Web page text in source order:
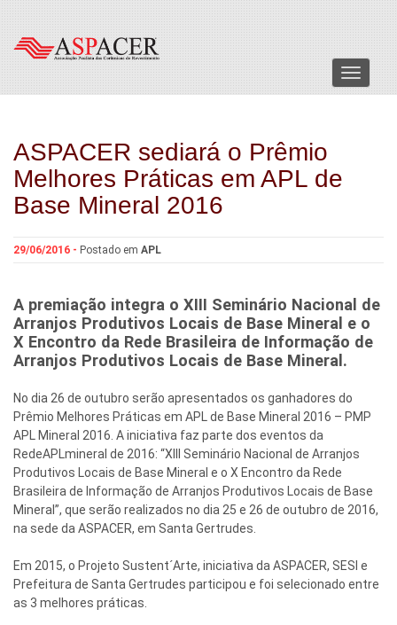
Menu
ASPACER sediará o Prêmio
Melhores Práticas em APL de
Base Mineral 2016
29/06/2016 - Postado em APL
A premiação integra o XIII Seminário Nacional de
Arranjos Produtivos Locais de Base Mineral e o
X Encontro da Rede Brasileira de Informação de
Arranjos Produtivos Locais de Base Mineral.
No dia 26 de outubro serão apresentados os ganhadores do
Prêmio Melhores Práticas em APL de Base Mineral 2016 – PMP
APL Mineral 2016. A iniciativa faz parte dos eventos da
RedeAPLmineral de 2016: “XIII Seminário Nacional de Arranjos
Produtivos Locais de Base Mineral e o X Encontro da Rede
Brasileira de Informação de Arranjos Produtivos Locais de Base
Mineral”, que serão realizados no dia 25 e 26 de outubro de 2016,
na sede da ASPACER, em Santa Gertrudes.
Em 2015, o Projeto Sustent´Arte, iniciativa da ASPACER, SESI e
Prefeitura de Santa Gertrudes participou e foi selecionado entre
as 3 melhores práticas.